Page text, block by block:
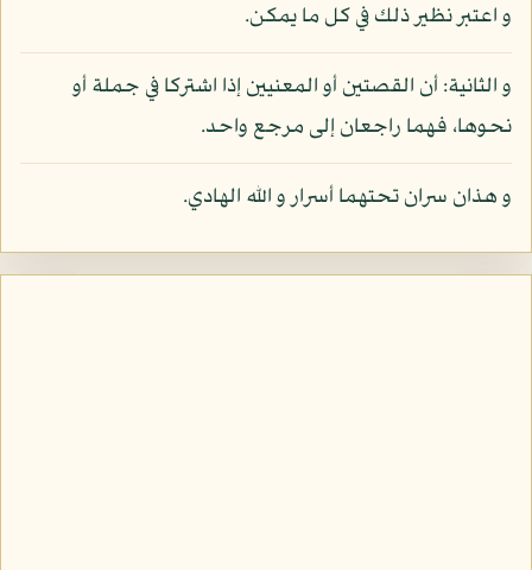
و اعتبر نظير ذلك في كل ما يمكن.
و الثانية: أن القصتين أو المعنيين إذا اشتركا في جملة أو
نحوها، فهما راجعان إلى مرجع واحد.
و هذان سران تحتهما أسرار و الله الهادي.